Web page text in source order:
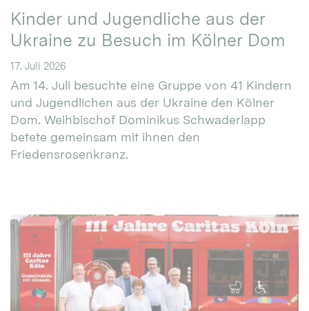
Kinder und Jugendliche aus der
Ukraine zu Besuch im Kölner Dom
17. Juli 2026
Am 14. Juli besuchte eine Gruppe von 41 Kindern
und Jugendlichen aus der Ukraine den Kölner
Dom. Weihbischof Dominikus Schwaderlapp
betete gemeinsam mit ihnen den
Friedensrosenkranz.